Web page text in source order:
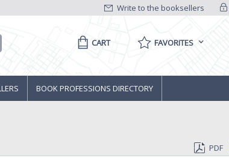
Write to the booksellers
CART FAVORITES
BOOK PROFESSIONS DIRECTORY
PDF